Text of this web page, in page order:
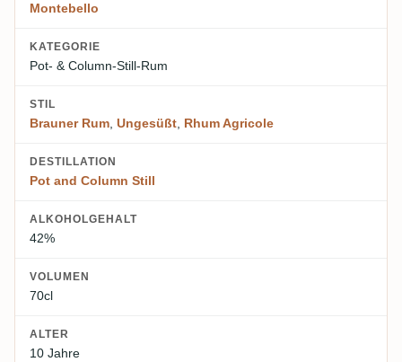
Montebello
KATEGORIE
Pot- & Column-Still-Rum
STIL
Brauner Rum, Ungesüßt, Rhum Agricole
DESTILLATION
Pot and Column Still
ALKOHOLGEHALT
42%
VOLUMEN
70cl
ALTER
10 Jahre